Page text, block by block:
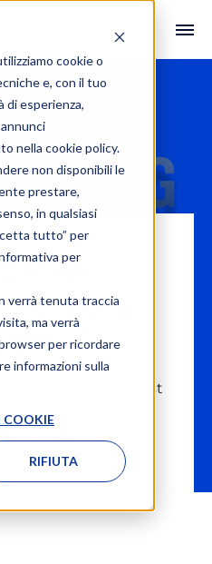
cookie o
e, con il tuo
di esperienza,
nella cookie policy.
non disponibili le
prestare,
in qualsiasi
tutto” per
per
verrà tenuta traccia
ma verrà
per ricordare
informazioni sulla
COOKIE
RIFIUTA
on the
7
#Podcast